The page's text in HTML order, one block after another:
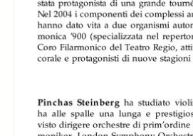
Orchestra del
Teatro Regio di
Torino diretta da
Pinchas Steinberg
Orchestra del
Teatro Regio di
Torino diretta da
Pinchas Steinberg